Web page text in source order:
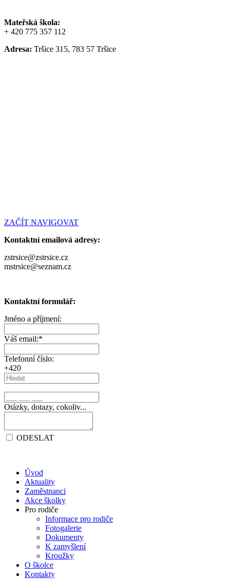
Mateřská škola:
+ 420 775 357 112
Adresa: Tršice 315, 783 57 Tršice
ZAČÍT NAVIGOVAT
Kontaktní emailová adresy:
zstrsice@zstrsice.cz
mstrsice@seznam.cz
Kontaktní formulář:
Jméno a příjmení:
Váš email:*
Telefonní číslo:
+420
Otázky, dotazy, cokoliv...
ODESLAT
Úvod
Aktuality
Zaměstnanci
Akce školky
Pro rodiče
Informace pro rodiče
Fotogalerie
Dokumenty
K zamyšlení
Kroužky
O školce
Kontakty